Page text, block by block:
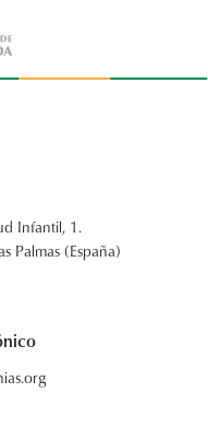
Infantil, 1.
Palmas (España)